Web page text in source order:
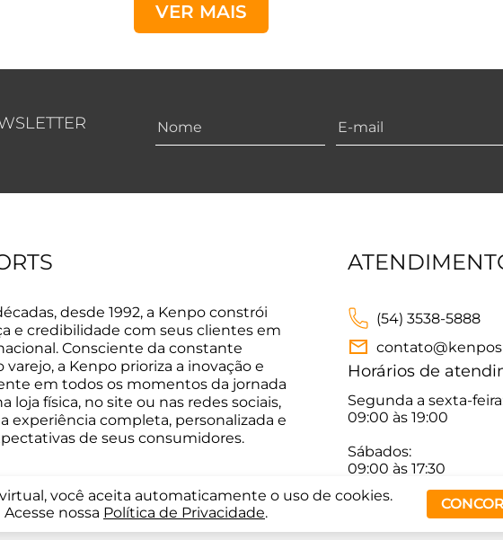
VER MAIS
desde 1992, a Kenpo constrói
e credibilidade com seus clientes em
Consciente da constante
a Kenpo prioriza a inovação e
em todos os momentos da jornada
loja física, no site ou nas redes sociais,
experiência completa, personalizada e
de seus consumidores.
(54) 3538-5888
Horários de
Segunda a sexta-
09:00 às 19:00
Sábados:
09:00 às 17:30
virtual, você aceita automaticamente o uso de cookies.
Acesse nossa Política de Privacidade.